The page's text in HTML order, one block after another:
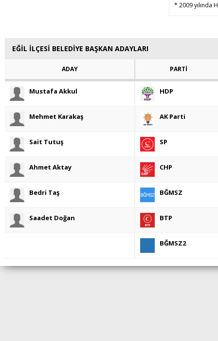
* 2009 yılında
EĞİL İLÇESİ BELEDİYE BAŞKAN ADAYLARI
ADAY PARTİ
Mustafa Akkul HDP
Mehmet Karakaş AK Parti
Sait Tutuş SP
Ahmet Aktay CHP
Bedri Taş BĞMSZ
Saadet Doğan BTP
BĞMSZ2